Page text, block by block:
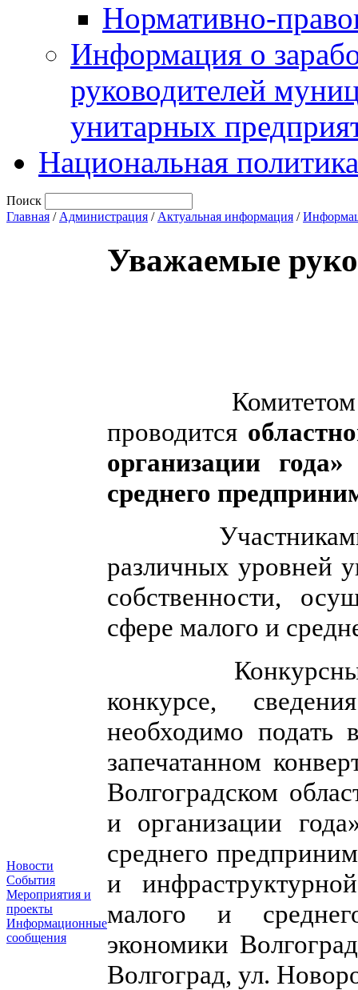
Нормативно-
Информация о
руководителей
унитарных
Национальная политика
Поиск
Главная / Администрация / Актуальная информация /
Новости
События
Мероприятия и
проекты
Информационные
сообщения
Уважаемые
проводится
организации
среднего
различных уровней
собственности,
сфере малого и
конкурсе,
необходимо
запечатанном
Волгоградском
и организации
среднего
и
малого и
экономики
Волгоград, ул.